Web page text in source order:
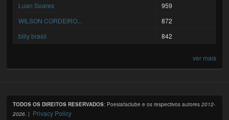
Luan Soares
959
WILSON CORDEIRO...
872
billy brasil
842
ver mais
TODOS OS DIREITOS RESERVADOS: Poesiafaclube e os respectivos autores2012-
2026 . | Privacy Policy